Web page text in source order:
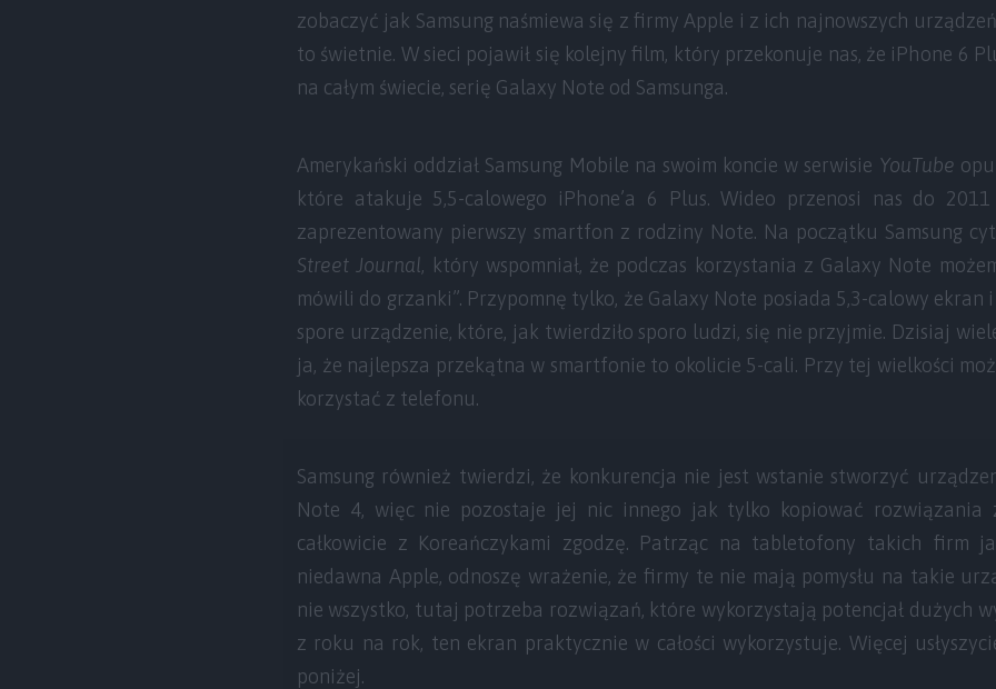
zobaczyć jak Samsung naśmiewa się z firmy Apple i z ich najnowszych
to świetnie. W sieci pojawił się kolejny film, który przekonuje nas, że iPhone 6
na całym świecie, serię Galaxy Note od Samsunga.
Amerykański oddział Samsung Mobile na swoim koncie w serwisie YouTube
które atakuje 5,5-calowego iPhone’a 6 Plus. Wideo przenosi nas do
zaprezentowany pierwszy smartfon z rodziny Note. Na początku Samsung
Street Journal, który wspomniał, że podczas korzystania z Galaxy Note
mówili do grzanki”. Przypomnę tylko, że Galaxy Note posiada 5,3-calowy ekran
spore urządzenie, które, jak twierdziło sporo ludzi, się nie przyjmie. Dzisiaj
ja, że najlepsza przekątna w smartfonie to okolicie 5-cali. Przy tej wielkości
korzystać z telefonu.
Samsung również twierdzi, że konkurencja nie jest wstanie stworzyć
Note 4, więc nie pozostaje jej nic innego jak tylko kopiować
całkowicie z Koreańczykami zgodzę. Patrząc na tabletofony takich firm
niedawna Apple, odnoszę wrażenie, że firmy te nie mają pomysłu na takie
nie wszystko, tutaj potrzeba rozwiązań, które wykorzystają potencjał dużych
z roku na rok, ten ekran praktycznie w całości wykorzystuje. Więcej
poniżej.